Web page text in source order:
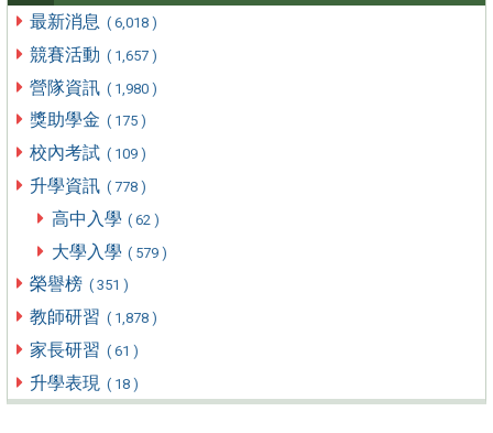
最新消息 ( 6,018 )
競賽活動 ( 1,657 )
營隊資訊 ( 1,980 )
獎助學金 ( 175 )
校內考試 ( 109 )
升學資訊 ( 778 )
高中入學 ( 62 )
大學入學 ( 579 )
榮譽榜 ( 351 )
教師研習 ( 1,878 )
家長研習 ( 61 )
升學表現 ( 18 )